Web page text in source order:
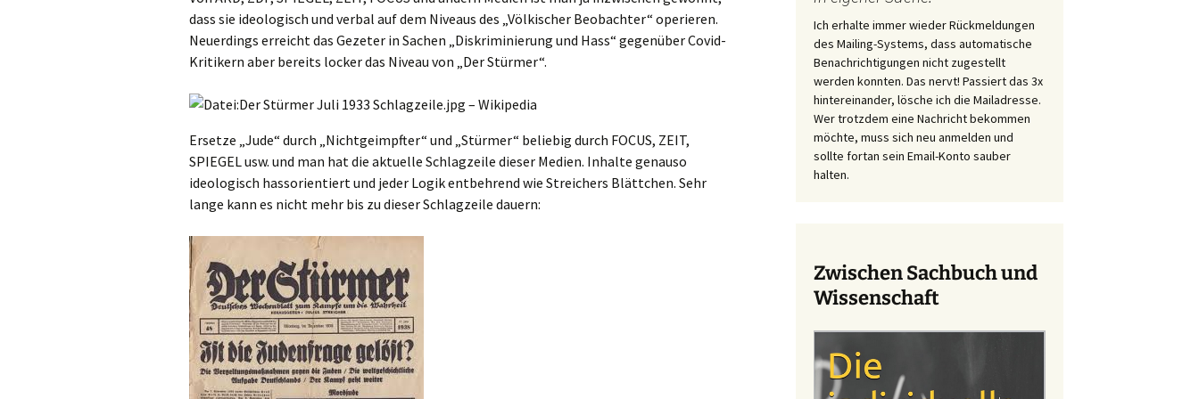
dass sie ideologisch und verbal auf dem Niveaus des „Völkischer Beobachter“ operieren.
Neuerdings erreicht das Gezeter in Sachen „Diskriminierung und Hass“ gegenüber Covid-
Kritikern aber bereits locker das Niveau von „Der Stürmer“.
Ersetze „Jude“ durch „Nichtgeimpfter“ und „Stürmer“ beliebig durch FOCUS, ZEIT,
SPIEGEL usw. und man hat die aktuelle Schlagzeile dieser Medien. Inhalte genauso
ideologisch hassorientiert und jeder Logik entbehrend wie Streichers Blättchen. Sehr
lange kann es nicht mehr bis zu dieser Schlagzeile dauern:
Ich erhalte immer wieder Rückmeldungen
des Mailing-Systems, dass automatische
Benachrichtigungen nicht zugestellt
werden konnten. Das nervt! Passiert das 3x
hintereinander, lösche ich die Mailadresse.
Wer trotzdem eine Nachricht bekommen
möchte, muss sich neu anmelden und
sollte fortan sein Email-Konto sauber
halten.
Zwischen Sachbuch und
Wissenschaft